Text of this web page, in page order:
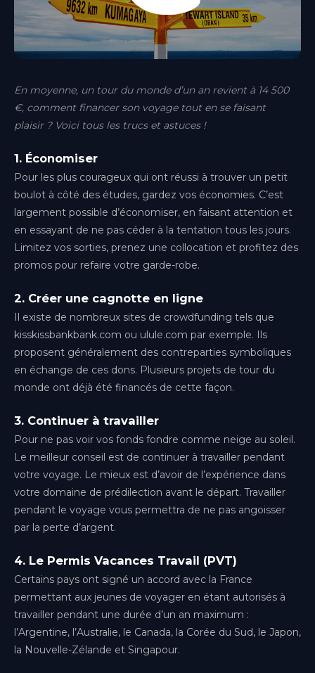
Bordeaux
Nouvelle-Aquitaine
Genève
Lille
Lyon
Auvergne-Rhône-Alpes
Metz
Montpellier
Occitanie
Provence-Alpes-Côte d'Azur
Île-de-France
Paris-Orly
Île-de-France
Paris-Ouest
Île-de-France
Paris-Roissy
Île-de-France
Pau
Nouvelle-Aquitaine
Bretagne
Toulouse
En moyenne, un tour du monde d’un an revient à 14 500
€, comment financer son voyage tout en se faisant
plaisir ? Voici tous les trucs et astuces !
1. Économiser
Pour les plus courageux qui ont réussi à trouver un petit
boulot à côté des études, gardez vos économies. C’est
largement possible d’économiser, en faisant attention et
en essayant de ne pas céder à la tentation tous les jours.
Limitez vos sorties, prenez une collocation et profitez des
promos pour refaire votre garde-robe.
2. Créer une cagnotte en ligne
Il existe de nombreux sites de crowdfunding tels que
kisskissbankbank.com ou ulule.com par exemple. Ils
proposent généralement des contreparties symboliques
en échange de ces dons. Plusieurs projets de tour du
monde ont déjà été financés de cette façon.
3. Continuer à travailler
Pour ne pas voir vos fonds fondre comme neige au soleil.
Le meilleur conseil est de continuer à travailler pendant
votre voyage. Le mieux est d’avoir de l’expérience dans
votre domaine de prédilection avant le départ. Travailler
pendant le voyage vous permettra de ne pas angoisser
par la perte d’argent.
4. Le Permis Vacances Travail (PVT)
Certains pays ont signé un accord avec la France
permettant aux jeunes de voyager en étant autorisés à
travailler pendant une durée d’un an maximum :
l’Argentine, l’Australie, le Canada, la Corée du Sud, le Japon,
la Nouvelle-Zélande et Singapour.